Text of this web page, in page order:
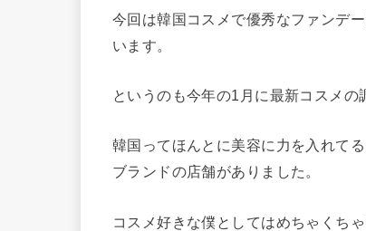
今回は韓国コスメで優秀なファンデ
います。
というのも今年の1月に最新コスメの
韓国ってほんとに美容に力を入れて
ブランドの店舗がありました。
コスメ好きな僕としてはめちゃくち